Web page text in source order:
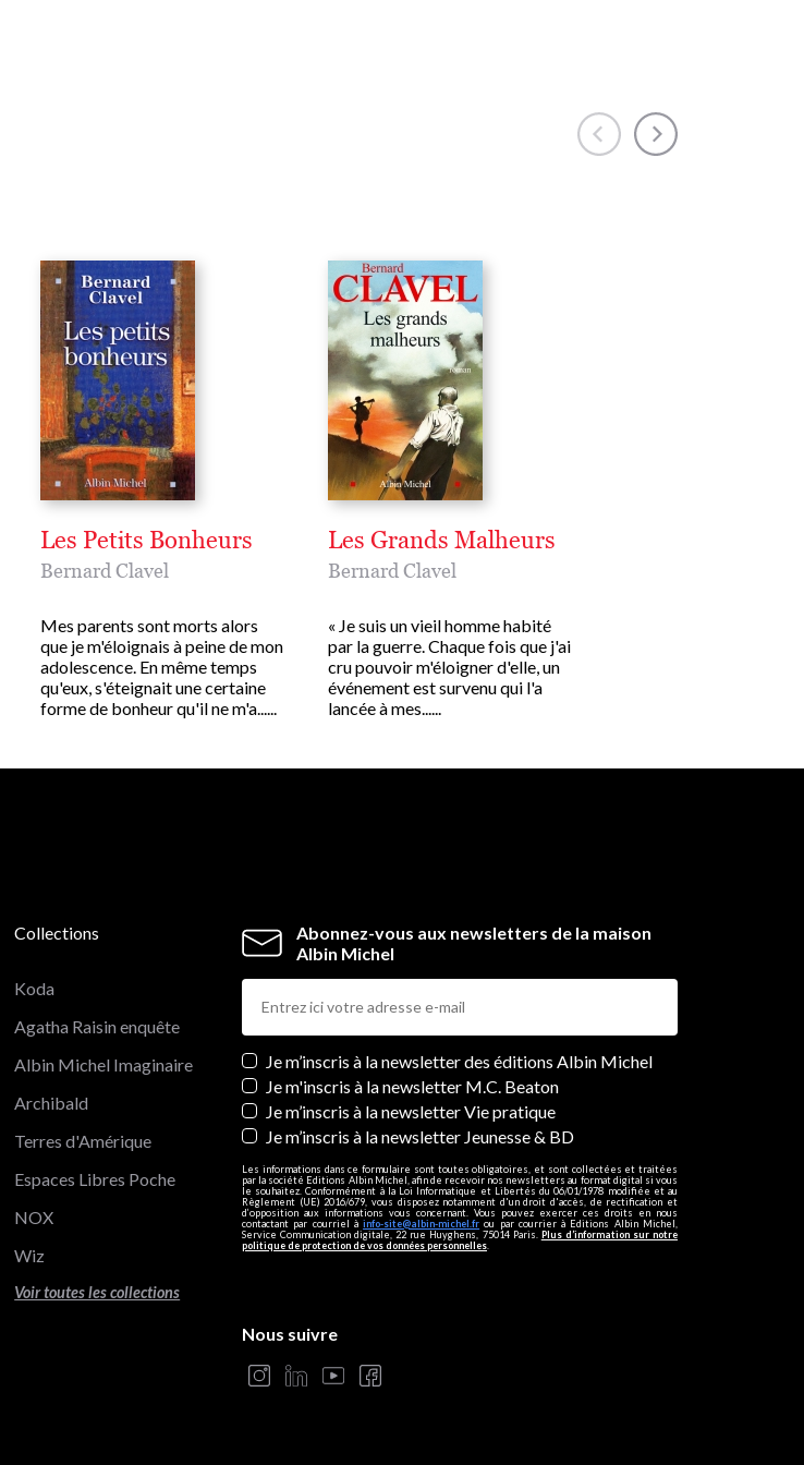
Les Petits Bonheurs
Bernard Clavel
Mes parents sont morts alors
que je m'éloignais à peine de mon
adolescence. En même temps
qu'eux, s'éteignait une certaine
forme de bonheur qu'il ne m'a......
Les Grands Malheurs
Bernard Clavel
« Je suis un vieil homme habité
par la guerre. Chaque fois que j'ai
cru pouvoir m'éloigner d'elle, un
événement est survenu qui l'a
lancée à mes......
Abonnez-vous aux newsletters de la maison
Albin Michel
Newsletters
Je m’inscris à la newsletter des éditions Albin Michel
Je m'inscris à la newsletter M.C. Beaton
Je m’inscris à la newsletter Vie pratique
Je m’inscris à la newsletter Jeunesse & BD
Les informations dans ce formulaire sont toutes obligatoires, et sont collectées et traitées
par la société Editions Albin Michel, afin de recevoir nos newsletters au format digital si vous
le souhaitez. Conformément à la Loi Informatique et Libertés du 06/01/1978 modifiée et au
Règlement (UE) 2016/679, vous disposez notamment d'un droit d'accès, de rectification et
d’opposition aux informations vous concernant. Vous pouvez exercer ces droits en nous
contactant par courriel àinfo-site@albin-michel.fr ou par courrier à Editions Albin Michel,
Service Communication digitale, 22 rue Huyghens, 75014 Paris. Plus d’information sur notre
politique de protection de vos données personnelles
Collections
Koda
Agatha Raisin enquête
Albin Michel Imaginaire
Archibald
Terres d'Amérique
Espaces Libres Poche
NOX
Wiz
Voir toutes les collections
Nous suivre